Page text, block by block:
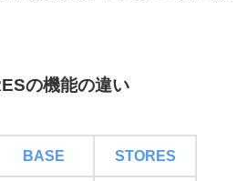
の機能の違い
BASE STORES